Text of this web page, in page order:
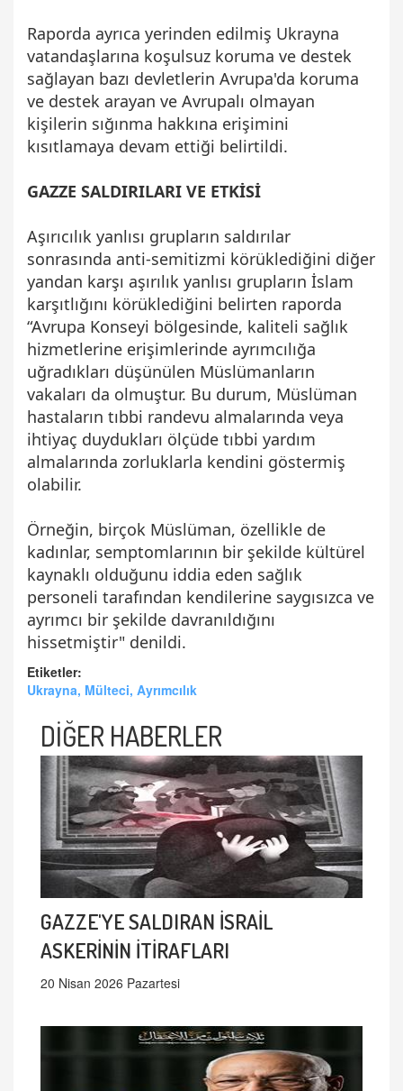
Raporda ayrıca yerinden edilmiş Ukrayna
vatandaşlarına koşulsuz koruma ve destek
sağlayan bazı devletlerin Avrupa'da koruma
ve destek arayan ve Avrupalı olmayan
kişilerin sığınma hakkına erişimini
kısıtlamaya devam ettiği belirtildi.
GAZZE SALDIRILARI VE ETKİSİ
Aşırıcılık yanlısı grupların saldırılar
sonrasında anti-semitizmi körüklediğini diğer
yandan karşı aşırılık yanlısı grupların İslam
karşıtlığını körüklediğini belirten raporda
“Avrupa Konseyi bölgesinde, kaliteli sağlık
hizmetlerine erişimlerinde ayrımcılığa
uğradıkları düşünülen Müslümanların
vakaları da olmuştur. Bu durum, Müslüman
hastaların tıbbi randevu almalarında veya
ihtiyaç duydukları ölçüde tıbbi yardım
almalarında zorluklarla kendini göstermiş
olabilir.
Örneğin, birçok Müslüman, özellikle de
kadınlar, semptomlarının bir şekilde kültürel
kaynaklı olduğunu iddia eden sağlık
personeli tarafından kendilerine saygısızca ve
ayrımcı bir şekilde davranıldığını
hissetmiştir" denildi.
Etiketler:
Ukrayna, Mülteci, Ayrımcılık
DİĞER HABERLER
GAZZE'YE SALDIRAN İSRAİL
ASKERİNİN İTİRAFLARI
20 Nisan 2026 Pazartesi